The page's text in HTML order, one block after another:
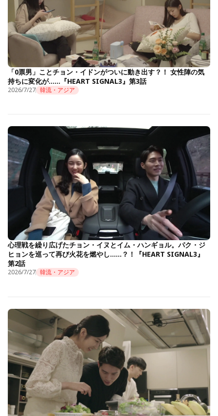
「0票男」ことチョン・イドンがついに動き出す？！ 女性陣の気
持ちに変化が……『HEART SIGNAL3』第3話
2026/7/27 韓流・アジア
心理戦を繰り広げたチョン・イヌとイム・ハンギョル。パク・ジ
ヒョンを巡って再び火花を燃やし……？！『HEART SIGNAL3』
第2話
2026/7/27 韓流・アジア